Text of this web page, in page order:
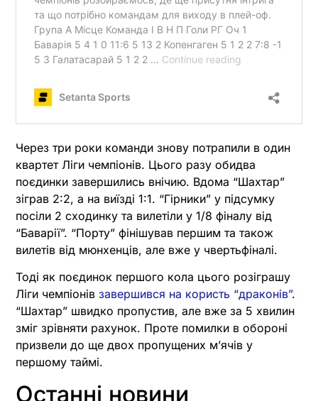
Через три роки команди знову потрапили в один
квартет Ліги чемпіонів. Цього разу обидва
поєдинки завершились внічию. Вдома “Шахтар”
зіграв 2:2, а на виїзді 1:1. “Гірники” у підсумку
посіли 2 сходинку та вилетіли у 1/8 фіналу від
“Баварії”. “Порту” фінішував першим та також
вилетів від мюнхенців, але вже у чвертьфіналі.
Тоді як поєдинок першого кола цього розіграшу
Ліги чемпіонів завершився на користь “драконів”.
“Шахтар” швидко пропустив, але вже за 5 хвилин
зміг зрівняти рахунок. Проте помилки в обороні
призвели до ще двох пропущених м’ячів у
першому таймі.
Останні новини